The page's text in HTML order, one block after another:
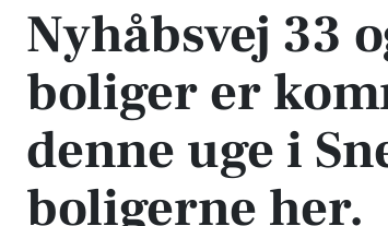
Nyhåbsvej 33
boliger er
denne uge i
boligerne her.